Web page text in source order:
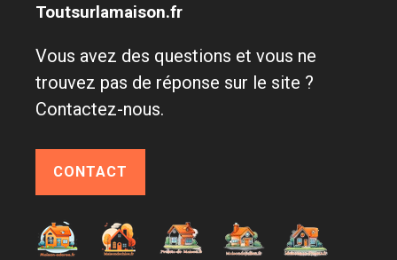
Toutsurlamaison.fr
Vous avez des questions et vous ne
trouvez pas de réponse sur le site ?
Contactez-nous.
CONTACT